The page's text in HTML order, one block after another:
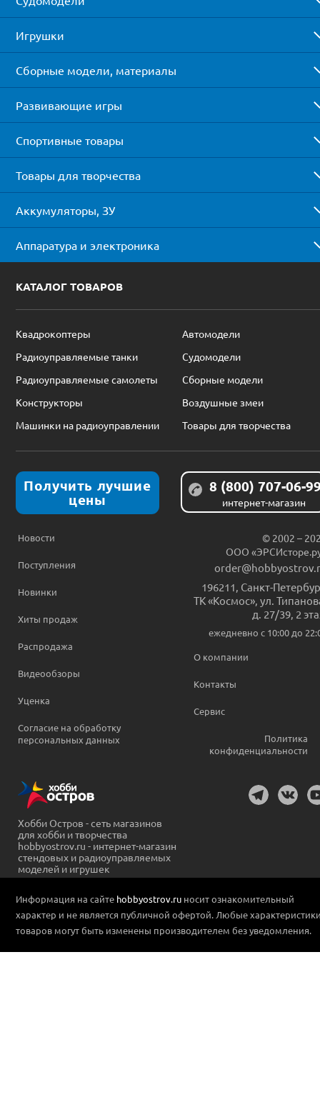
Игрушки
Сборные модели, материалы
Развивающие игры
Спортивные товары
Товары для творчества
Аккумуляторы, ЗУ
Аппаратура и электроника
КАТАЛОГ ТОВАРОВ
Квадрокоптеры
Автомодели
Радиоуправляемые танки
Судомодели
Радиоуправляемые самолеты
Сборные модели
Конструкторы
Воздушные змеи
Машинки на радиоуправлении
Товары для творчества
Получить лучшие
цены
8 (800) 707-06-
интернет-магазин
Новости
Поступления
Новинки
Хиты продаж
Распродажа
Видеообзоры
Уценка
Согласие на обработку
персональных данных
© 2002 –
ООО
196211, Санкт-
ТК «Космос», ул.
д. 27/39, 2
ежедневно c 10:00 до
О компании
Контакты
Сервис
Политика
конфиденциальности
Хобби Остров - сеть магазинов
для хобби и творчества
hobbyostrov.ru - интернет-магазин
стендовых и радиоуправляемых
моделей и игрушек
Информация на сайте hobbyostrov.ru носит ознакомительный
характер и не является публичной офертой. Любые
товаров могут быть изменены производителем без уведомления.